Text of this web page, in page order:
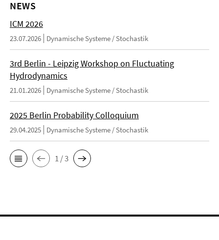
NEWS
ICM 2026
23.07.2026 Dynamische Systeme / Stochastik
3rd Berlin - Leipzig Workshop on Fluctuating
Hydrodynamics
21.01.2026 Dynamische Systeme / Stochastik
2025 Berlin Probability Colloquium
29.04.2025 Dynamische Systeme / Stochastik
1 / 3